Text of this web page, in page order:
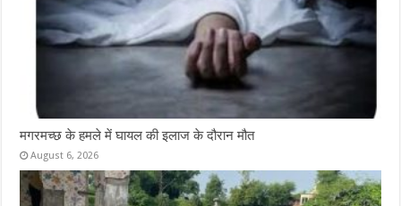
मगरमच्छ के हमले में घायल की इलाज के दौरान मौत
August 6, 2026